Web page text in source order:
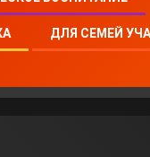
ДЛЯ СЕМЕЙ